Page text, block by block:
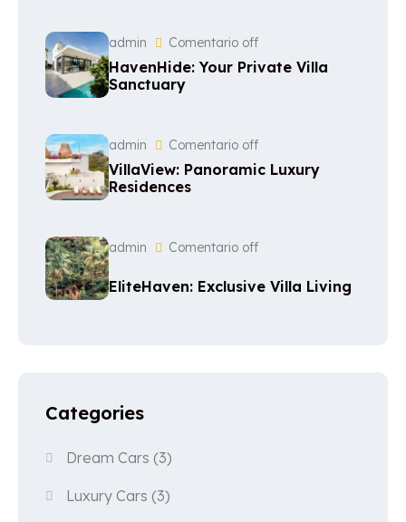
admin Comentario off
HavenHide: Your Private Villa
Sanctuary
admin Comentario off
VillaView: Panoramic Luxury
Residences
admin Comentario off
EliteHaven: Exclusive Villa Living
Categories
Dream Cars (3)
Luxury Cars (3)